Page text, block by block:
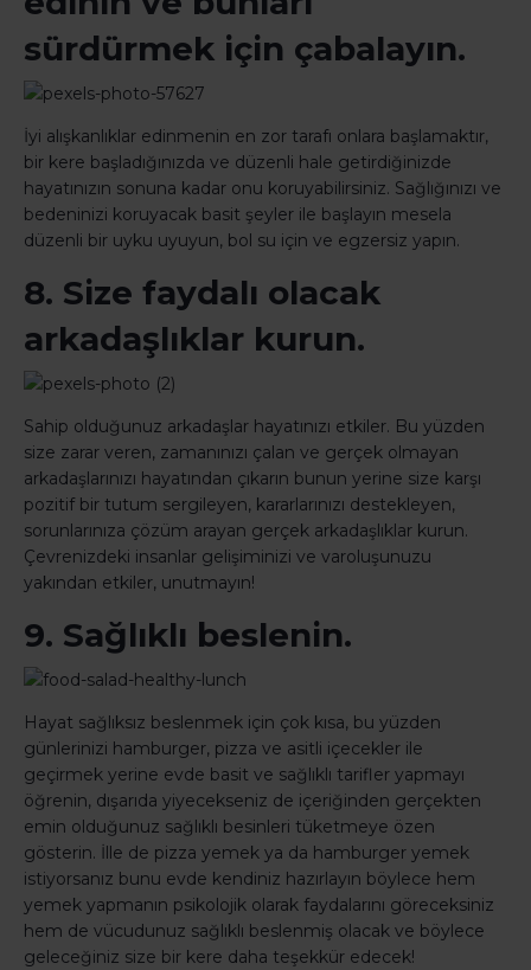
sürdürmek için çabalayın.
İyi alışkanlıklar edinmenin en zor tarafı onlara başlamaktır,
bir kere başladığınızda ve düzenli hale getirdiğinizde
hayatınızın sonuna kadar onu koruyabilirsiniz. Sağlığınızı ve
bedeninizi koruyacak basit şeyler ile başlayın mesela
düzenli bir uyku uyuyun, bol su için ve egzersiz yapın.
8. Size faydalı olacak
arkadaşlıklar kurun.
Sahip olduğunuz arkadaşlar hayatınızı etkiler. Bu yüzden
size zarar veren, zamanınızı çalan ve gerçek olmayan
arkadaşlarınızı hayatından çıkarın bunun yerine size karşı
pozitif bir tutum sergileyen, kararlarınızı destekleyen,
sorunlarınıza çözüm arayan gerçek arkadaşlıklar kurun.
Çevrenizdeki insanlar gelişiminizi ve varoluşunuzu
yakından etkiler, unutmayın!
9. Sağlıklı beslenin.
Hayat sağlıksız beslenmek için çok kısa, bu yüzden
günlerinizi hamburger, pizza ve asitli içecekler ile
geçirmek yerine evde basit ve sağlıklı tarifler yapmayı
öğrenin, dışarıda yiyecekseniz de içeriğinden gerçekten
emin olduğunuz sağlıklı besinleri tüketmeye özen
gösterin. İlle de pizza yemek ya da hamburger yemek
istiyorsanız bunu evde kendiniz hazırlayın böylece hem
yemek yapmanın psikolojik olarak faydalarını göreceksiniz
hem de vücudunuz sağlıklı beslenmiş olacak ve böylece
geleceğiniz size bir kere daha teşekkür edecek!